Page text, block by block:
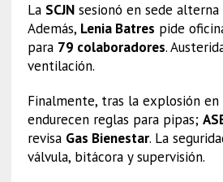
La SCJNsesionó en sede alterna
Además, Lenia Batres pide
para 79 colaboradores.
ventilación.
Finalmente, tras la explosión en
endurecen reglas para pipas;
revisa Gas Bienestar. La
válvula, bitácora y supervisión.